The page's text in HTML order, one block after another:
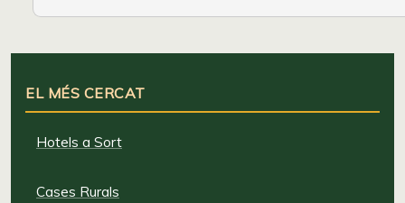
EL MÉS CERCAT
Hotels a Sort
Cases Rurals